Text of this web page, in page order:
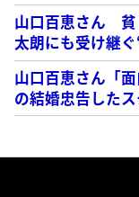
山口百恵さん 貧
太朗にも受け継
山口百恵さん「
の結婚忠告した